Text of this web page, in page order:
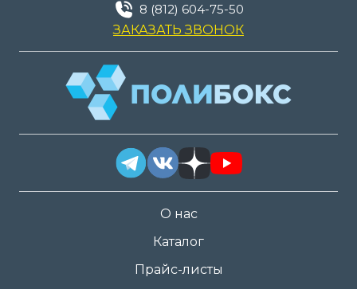
О нас
Каталог
Прайс-листы
8 (812) 604-75-50
ЗАКАЗАТЬ ЗВОНОК